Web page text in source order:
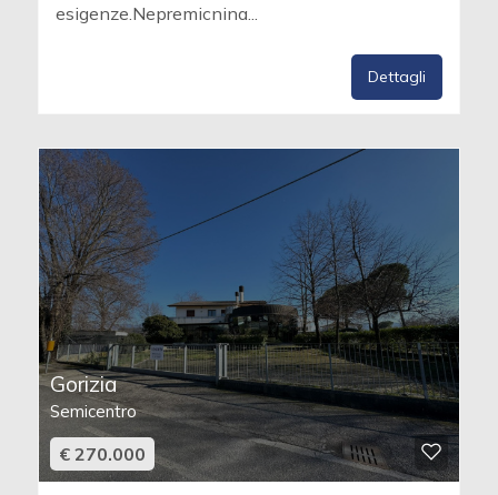
esigenze.Nepremicnina...
Dettagli
Gorizia
Semicentro
€ 270.000